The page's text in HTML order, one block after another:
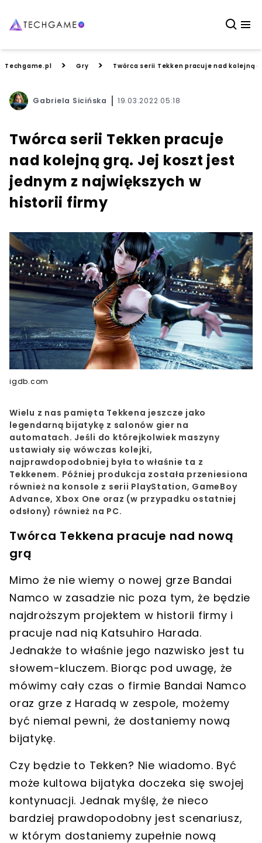
Techgame.pl > Gry > Twórca serii Tekken pracuje nad kolejną
Gabriela Sicińska 19.03.2022 05:18
Twórca serii Tekken pracuje
nad kolejną grą. Jej koszt jest
jednym z największych w
historii firmy
igdb.com
Wielu z nas pamięta Tekkena jeszcze jako
legendarną bijatykę z salonów gier na
automatach. Jeśli do którejkolwiek maszyny
ustawiały się wówczas kolejki,
najprawdopodobniej była to właśnie ta z
Tekkenem. Później produkcja została przeniesiona
również na konsole z serii PlayStation, GameBoy
Advance, Xbox One oraz (w przypadku ostatniej
odsłony) również na PC.
Twórca Tekkena pracuje nad nową
grą
Mimo że nie wiemy o nowej grze Bandai
Namco w zasadzie nic poza tym, że będzie
najdroższym projektem w historii firmy i
pracuje nad nią Katsuhiro Harada.
Jednakże to właśnie jego nazwisko jest tu
słowem-kluczem. Biorąc pod uwagę, że
mówimy cały czas o firmie Bandai Namco
oraz grze z Haradą w zespole, możemy
być niemal pewni, że dostaniemy nową
bijatykę.
Czy będzie to Tekken? Nie wiadomo. Być
może kultowa bijatyka doczeka się swojej
kontynuacji. Jednak myślę, że nieco
bardziej prawdopodobny jest scenariusz,
w którym dostaniemy zupełnie nową